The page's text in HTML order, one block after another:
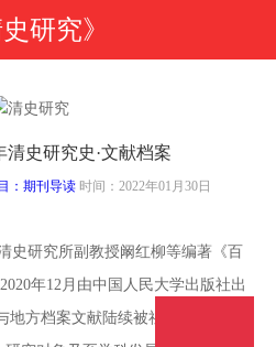
史研究》
史研究史·文献档案
： 期刊导读 时间：2022年01月30日
史研究所副教授阚红柳等编著《百
年12月由中国人民大学出版社出
地方档案文献陆续被社会发现,进而